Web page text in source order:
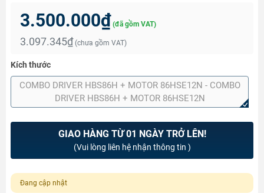
3.500.000₫ (đã gồm VAT)
3.097.345₫ (chưa gồm VAT)
Kích thước
COMBO DRIVER HBS86H + MOTOR 86HSE12N - COMBO
DRIVER HBS86H + MOTOR 86HSE12N
GIAO HÀNG TỪ 01 NGÀY TRỞ LÊN!
(Vui lòng liên hệ nhận thông tin )
Đang cập nhật